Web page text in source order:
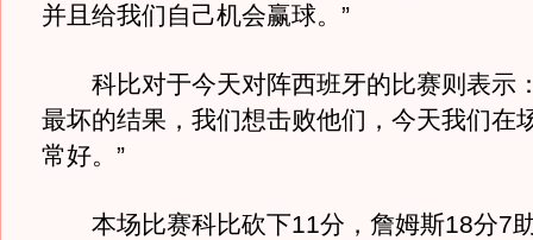
并且给我们自己机会赢球。”
科比对于今天对阵西班牙的比赛则表示
最坏的结果，我们想击败他们，今天我们在
常好。”
本场比赛科比砍下11分，詹姆斯18分7